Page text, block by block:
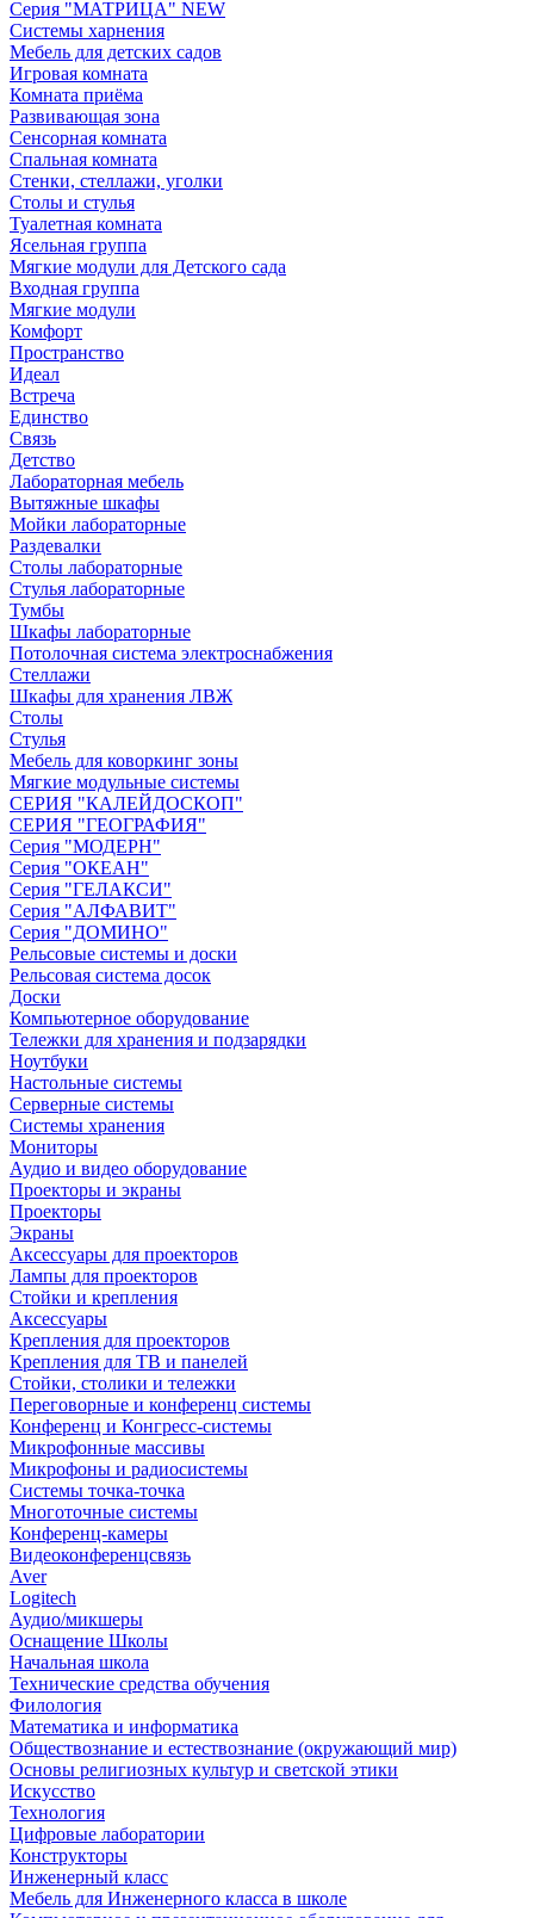
Серия "МАТРИЦА" NEW
Системы харнения
Мебель для детских садов
Игровая комната
Комната приёма
Развивающая зона
Сенсорная комната
Спальная комната
Стенки, стеллажи, уголки
Столы и стулья
Туалетная комната
Ясельная группа
Мягкие модули для Детского сада
Входная группа
Мягкие модули
Комфорт
Пространство
Идеал
Встреча
Единство
Связь
Детство
Лабораторная мебель
Вытяжные шкафы
Мойки лабораторные
Раздевалки
Столы лабораторные
Стулья лабораторные
Тумбы
Шкафы лабораторные
Потолочная система электроснабжения
Стеллажи
Шкафы для хранения ЛВЖ
Столы
Стулья
Мебель для коворкинг зоны
Мягкие модульные системы
СЕРИЯ "КАЛЕЙДОСКОП"
СЕРИЯ "ГЕОГРАФИЯ"
Серия "МОДЕРН"
Серия "ОКЕАН"
Серия "ГЕЛАКСИ"
Серия "АЛФАВИТ"
Серия "ДОМИНО"
Рельсовые системы и доски
Рельсовая система досок
Доски
Компьютерное оборудование
Тележки для хранения и подзарядки
Ноутбуки
Настольные системы
Серверные системы
Системы хранения
Мониторы
Аудио и видео оборудование
Проекторы и экраны
Проекторы
Экраны
Аксессуары для проекторов
Лампы для проекторов
Стойки и крепления
Аксессуары
Крепления для проекторов
Крепления для ТВ и панелей
Стойки, столики и тележки
Переговорные и конференц системы
Конференц и Конгресс-системы
Микрофонные массивы
Микрофоны и радиосистемы
Системы точка-точка
Многоточные системы
Конференц-камеры
Видеоконференцсвязь
Aver
Logitech
Аудио/микшеры
Оснащение Школы
Начальная школа
Технические средства обучения
Филология
Математика и информатика
Обществознание и естествознание (окружающий мир)
Основы религиозных культур и светской этики
Искусство
Технология
Цифровые лаборатории
Конструкторы
Инженерный класс
Мебель для Инженерного класса в школе